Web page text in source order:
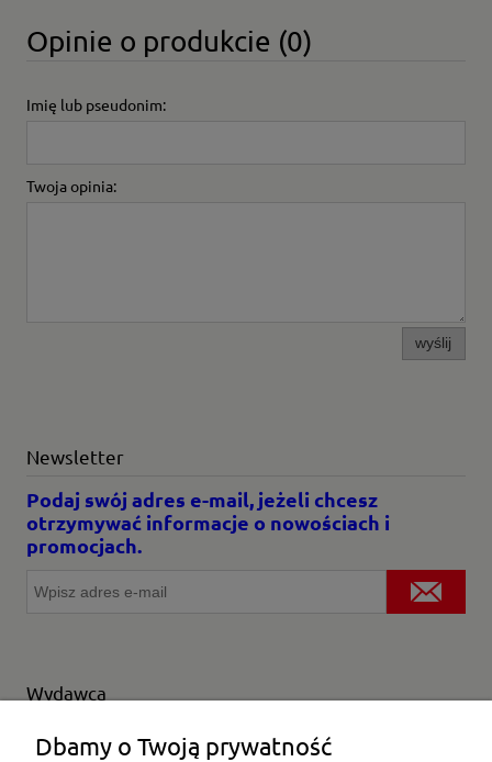
Opinie o produkcie (0)
Imię lub pseudonim:
Twoja opinia:
wyślij
Newsletter
Podaj swój adres e-mail, jeżeli chcesz
otrzymywać informacje o nowościach i
promocjach.
Wydawca
Wybierz producenta
Dbamy o Twoją prywatność